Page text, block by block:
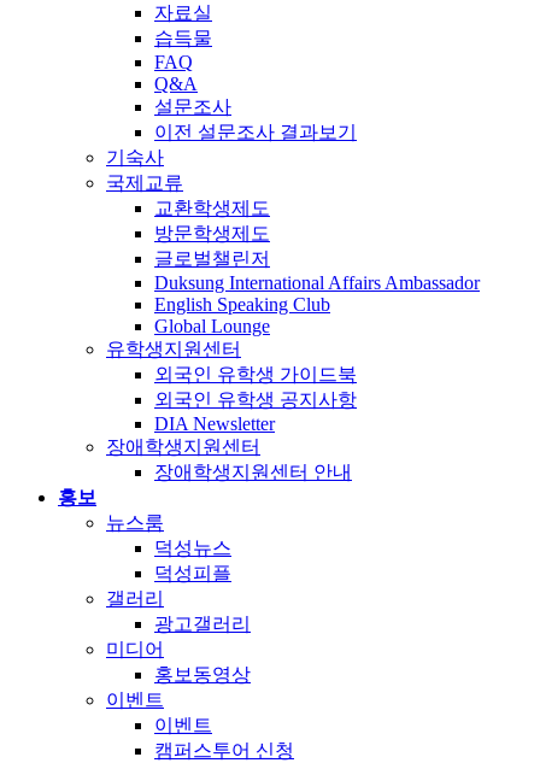
자료실
습득물
FAQ
Q&A
설문조사
이전 설문조사 결과보기
기숙사
국제교류
교환학생제도
방문학생제도
글로벌챌린저
Duksung International Affairs Ambassador
English Speaking Club
Global Lounge
유학생지원센터
외국인 유학생 가이드북
외국인 유학생 공지사항
DIA Newsletter
장애학생지원센터
장애학생지원센터 안내
홍보
뉴스룸
덕성뉴스
덕성피플
갤러리
광고갤러리
미디어
홍보동영상
이벤트
이벤트
캠퍼스투어 신청